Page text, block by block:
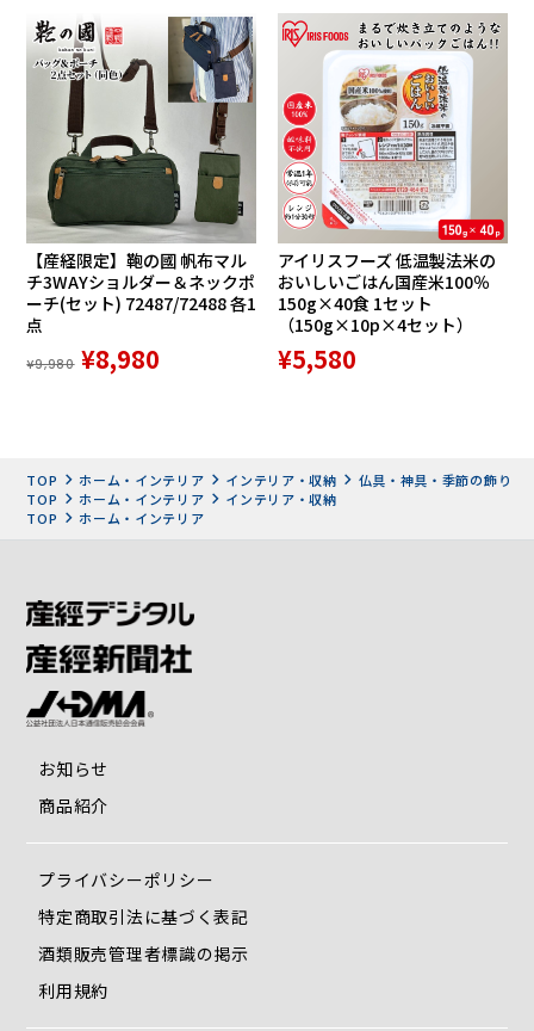
【産経限定】鞄の國 帆布マル
チ3WAYショルダー＆ネックポ
ーチ(セット) 72487/72488 各1
点
¥9,980 ¥8,980
アイリスフーズ 低温製法米の
おいしいごはん国産米100％
150g×40食 1セット
（150g×10p×4セット）
¥5,580
TOP ホーム・インテリア インテリア・収納
仏具・神具・季節の飾り
TOP
ホーム・インテリア
インテリア・収納
TOP
ホーム・インテリア
お知らせ
商品紹介
プライバシーポリシー
特定商取引法に基づく表記
酒類販売管理者標識の掲示
利用規約